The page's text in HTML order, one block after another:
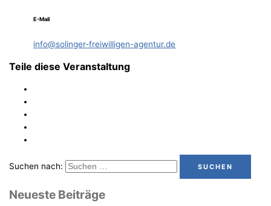
E-Mail
info@solinger-freiwilligen-agentur.de
Teile diese Veranstaltung
Suchen nach:
Neu­es­te Beiträge